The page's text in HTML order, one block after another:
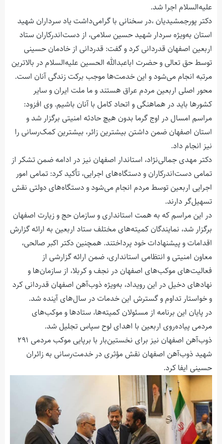
علیه‌السلام اجرا شد.
دکتر پورجمشیدیان ،در سخنانی با گرامی‌داشت یاد سرداران شهید
استان به‌ویژه سردار شهید حسین سلامی، از دست‌اندرکاران ستاد
اربعین اصفهان قدردانی کرد و گفت: قدردانی از خادمان حسینی
توسط حق تعالی و حضرت اباعبدالله الحسین علیه‌السلام در بالاترین
مرتبه انجام می‌شود و این خدمت‌ها موجب برکت زندگی آنان است.
محور اصلی اربعین مردم عراق هستند و ما ملت ایران و سایر
کشورها باید در هماهنگی و اتحاد کامل با آنان باشیم. وی افزود:
مراسم امسال در اوج گرما بدون هیچ حادثه امنیتی برگزار شد و
استان اصفهان ضمن داشتن بیشترین زائر، بیشترین کمک‌رسانی را
نیز انجام داد.
دکتر مهدی جمالی‌نژاد، استاندار اصفهان نیز در ادامه ضمن تشکر از
تمامی دست‌اندرکاران و دستگاه‌های اجرایی، تأکید کرد: تمامی امور
اجرایی اربعین توسط مردم انجام می‌شود و دستگاه‌های دولتی نقش
تسهیل‌گر دارند.
در این مراسم که به همت استانداری و سازمان حج و زیارت اصفهان
برگزار شد، نمایندگان کمیته‌های مختلف ستاد اربعین به ارائه گزارش
اقدامات و پیشنهادات خود پرداختند. همچنین دکتر اکبر صالحی،
معاون امنیتی و انتظامی استانداری، ضمن ارائه گزارشی از
فعالیت‌های موکب‌های اصفهان در نجف و کربلا، از سازمان‌ها و
نهادهای دخیل در این رویداد، به‌ویژه ذوب‌آهن اصفهان قدردانی کرد
و خواستار تداوم و گسترش این خدمات در سال‌های آینده شد.
در پایان این برنامه از مسئولان کمیته‌ها، ستادها و موکب‌های
مردمی پیاده‌روی اربعین با اهدای لوح سپاس تجلیل شد.
ذوب‌آهن اصفهان نیز برای نخستین‌بار با برپایی موکب مردمی ۲۹۱
شهید ذوب‌آهن اصفهان نقش مؤثری در خدمت‌رسانی به زائران
حسینی ایفا کرد.